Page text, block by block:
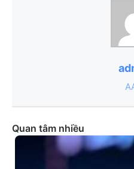
Quan tâm nhiều